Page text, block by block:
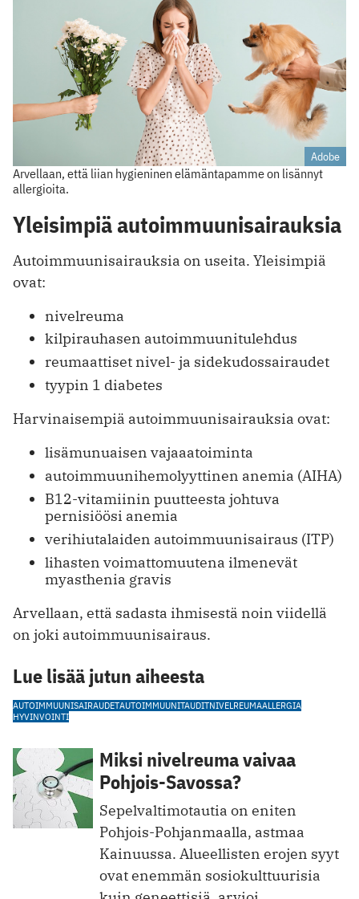
Adobe
Arvellaan, että liian hygieninen elämäntapamme on lisännyt
allergioita.
Yleisimpiä autoimmuunisairauksia
Autoimmuunisairauksia on useita. Yleisimpiä
ovat:
nivelreuma
kilpirauhasen autoimmuunitulehdus
reumaattiset nivel- ja sidekudossairaudet
tyypin 1 diabetes
Harvinaisempiä autoimmuunisairauksia ovat:
lisämunuaisen vajaaatoiminta
autoimmuunihemolyyttinen anemia (AIHA)
B12-vitamiinin puutteesta johtuva
pernisiöösi anemia
verihiutalaiden autoimmuunisairaus (ITP)
lihasten voimattomuutena ilmenevät
myasthenia gravis
Arvellaan, että sadasta ihmisestä noin viidellä
on joki autoimmuunisairaus.
Lue lisää jutun aiheesta
AUTOIMMUUNISAIRAUDETAUTOIMMUUNITAUDITNIVELREUMAALLERGIA
HYVINVOINTI
Miksi nivelreuma vaivaa
Pohjois-Savossa?
Sepelvaltimotautia on eniten
Pohjois-Pohjanmaalla, astmaa
Kainuussa. Alueellisten erojen syyt
ovat enemmän sosiokulttuurisia